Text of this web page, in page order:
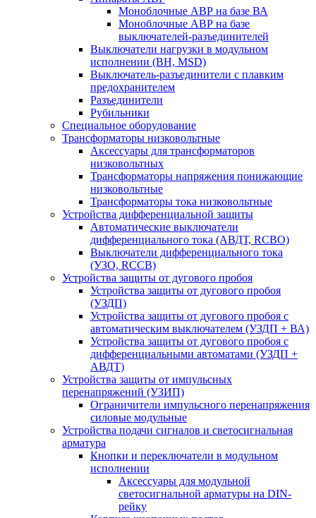
Моноблочные АВР на базе ВА
Моноблочные АВР на базе
выключателей-разъединителей
Выключатели нагрузки в модульном
исполнении (ВН, MSD)
Выключатель-разъединители с плавким
предохранителем
Разъединители
Рубильники
Специальное оборудование
Трансформаторы низковольтные
Аксессуары для трансформаторов
низковольтных
Трансформаторы напряжения понижающие
низковольтные
Трансформаторы тока низковольтные
Устройства дифференциальной защиты
Автоматические выключатели
дифференциального тока (АВДТ, RCBO)
Выключатели дифференциального тока
(УЗО, RCCB)
Устройства защиты от дугового пробоя
Устройства защиты от дугового пробоя
(УЗДП)
Устройства защиты от дугового пробоя с
автоматическим выключателем (УЗДП + ВА)
Устройства защиты от дугового пробоя с
дифференциальными автоматами (УЗДП +
АВДТ)
Устройства защиты от импульсных
перенапряжений (УЗИП)
Ограничители импульсного перенапряжения
силовые модульные
Устройства подачи сигналов и светосигнальная
арматура
Кнопки и переключатели в модульном
исполнении
Аксессуары для модульной
светосигнальной арматуры на DIN-
рейку